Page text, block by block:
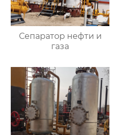
Сепаратор нефти и
газа